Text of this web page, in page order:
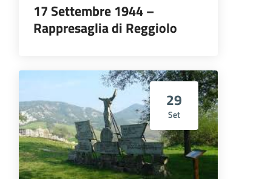
17 Settembre 1944 –
Rappresaglia di Reggiolo
29
Set